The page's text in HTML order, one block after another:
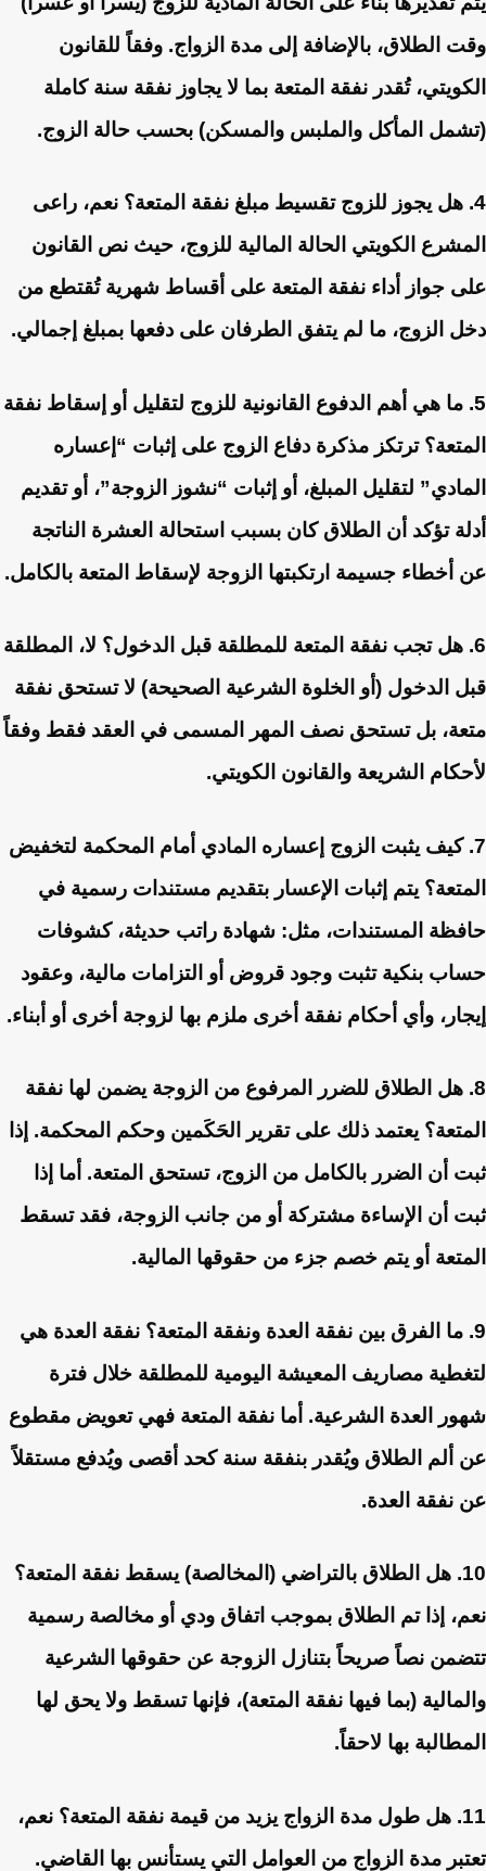
وقت الطلاق، بالإضافة إلى مدة الزواج. وفقاً للقانون
الكويتي، تُقدر نفقة المتعة بما لا يجاوز نفقة سنة كاملة
(تشمل المأكل والملبس والمسكن) بحسب حالة الزوج.
4. هل يجوز للزوج تقسيط مبلغ نفقة المتعة؟
نعم، راعى
المشرع الكويتي الحالة المالية للزوج، حيث نص القانون
على جواز أداء نفقة المتعة على أقساط شهرية تُقتطع من
دخل الزوج، ما لم يتفق الطرفان على دفعها بمبلغ إجمالي.
5. ما هي أهم الدفوع القانونية للزوج لتقليل أو إسقاط نفقة
المتعة؟ ترتكز مذكرة دفاع الزوج على إثبات “إعساره
المادي” لتقليل المبلغ، أو إثبات “نشوز الزوجة”، أو تقديم
أدلة تؤكد أن الطلاق كان بسبب استحالة العشرة الناتجة
عن أخطاء جسيمة ارتكبتها الزوجة لإسقاط المتعة بالكامل.
6. هل تجب نفقة المتعة للمطلقة قبل الدخول؟
لا، المطلقة
قبل الدخول (أو الخلوة الشرعية الصحيحة) لا تستحق نفقة
متعة، بل تستحق نصف المهر المسمى في العقد فقط وفقاً
لأحكام الشريعة والقانون الكويتي.
7. كيف يثبت الزوج إعساره المادي أمام المحكمة لتخفيض
المتعة؟ يتم إثبات الإعسار بتقديم مستندات رسمية في
حافظة المستندات، مثل: شهادة راتب حديثة، كشوفات
حساب بنكية تثبت وجود قروض أو التزامات مالية، وعقود
إيجار، وأي أحكام نفقة أخرى ملزم بها لزوجة أخرى أو أبناء.
8. هل الطلاق للضرر المرفوع من الزوجة يضمن لها نفقة
المتعة؟ يعتمد ذلك على تقرير الحَكَمين وحكم المحكمة. إذا
ثبت أن الضرر بالكامل من الزوج، تستحق المتعة. أما إذا
ثبت أن الإساءة مشتركة أو من جانب الزوجة، فقد تسقط
المتعة أو يتم خصم جزء من حقوقها المالية.
9. ما الفرق بين نفقة العدة ونفقة المتعة؟
نفقة العدة هي
لتغطية مصاريف المعيشة اليومية للمطلقة خلال فترة
شهور العدة الشرعية. أما نفقة المتعة فهي تعويض مقطوع
عن ألم الطلاق ويُقدر بنفقة سنة كحد أقصى ويُدفع مستقلاً
عن نفقة العدة.
10. هل الطلاق بالتراضي (المخالصة) يسقط نفقة المتعة؟
نعم، إذا تم الطلاق بموجب اتفاق ودي أو مخالصة رسمية
تتضمن نصاً صريحاً بتنازل الزوجة عن حقوقها الشرعية
والمالية (بما فيها نفقة المتعة)، فإنها تسقط ولا يحق لها
المطالبة بها لاحقاً.
11. هل طول مدة الزواج يزيد من قيمة نفقة المتعة؟
نعم،
تعتبر مدة الزواج من العوامل التي يستأنس بها القاضي.